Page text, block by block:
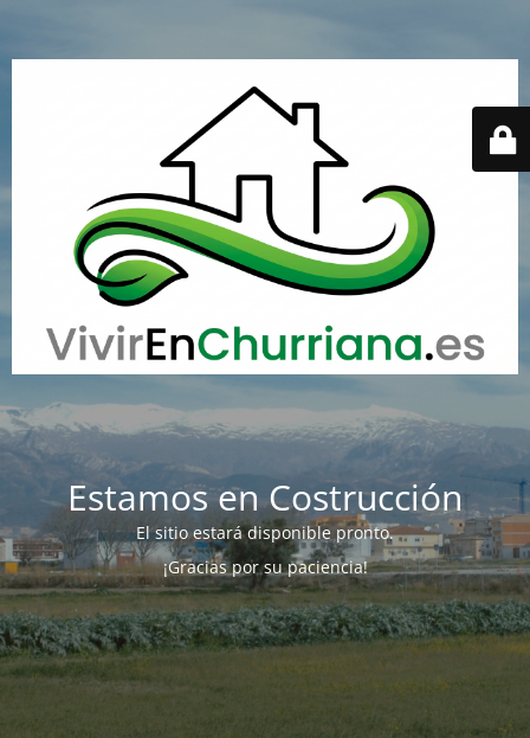
Estamos en Costrucción
El sitio estará disponible pronto.
¡Gracias por su paciencia!